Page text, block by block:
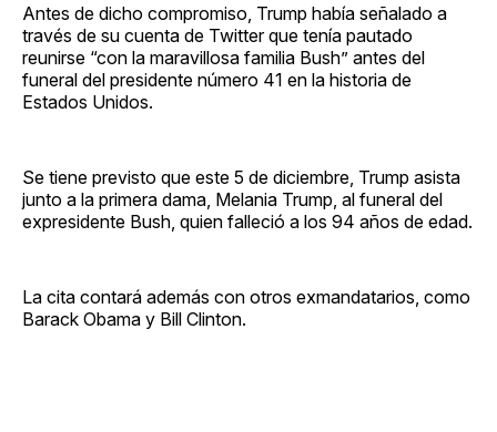
Antes de dicho compromiso, Trump había señalado a
través de su cuenta de Twitter que tenía pautado
reunirse “con la maravillosa familia Bush” antes del
funeral del presidente número 41 en la historia de
Estados Unidos.
Se tiene previsto que este 5 de diciembre, Trump asista
junto a la primera dama, Melania Trump, al funeral del
expresidente Bush, quien falleció a los 94 años de edad.
La cita contará además con otros exmandatarios, como
Barack Obama y Bill Clinton.